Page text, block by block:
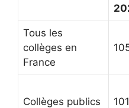
Tous les
collèges en
France
Collèges publics 101